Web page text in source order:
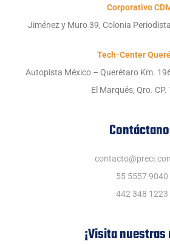
Corporativo
Jiménez y Muro 39, Colonia
Tech-Center
Autopista México – Querétaro Km.
El Marqués, Qro. CP.
55 5557 9040
442 348 1223
¡Visita nuestras